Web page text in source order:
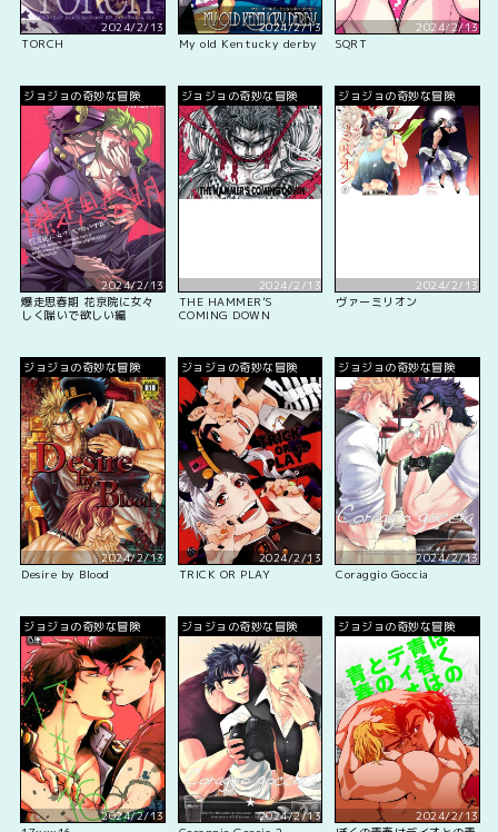
2024/2/13
TORCH
2024/2/13
My old Kentucky derby
2024/2/13
SQRT
ジョジョの奇妙な冒険
2024/2/13
爆走思春期 花京院に女々
しく喘いで欲しい編
ジョジョの奇妙な冒険
2024/2/13
THE HAMMER’S
COMING DOWN
ジョジョの奇妙な冒険
2024/2/13
ヴァーミリオン
ジョジョの奇妙な冒険
2024/2/13
Desire by Blood
ジョジョの奇妙な冒険
2024/2/13
TRICK OR PLAY
ジョジョの奇妙な冒険
2024/2/13
Coraggio Goccia
ジョジョの奇妙な冒険
2024/2/13
ジョジョの奇妙な冒険
2024/2/13
ジョジョの奇妙な冒険
2024/2/13